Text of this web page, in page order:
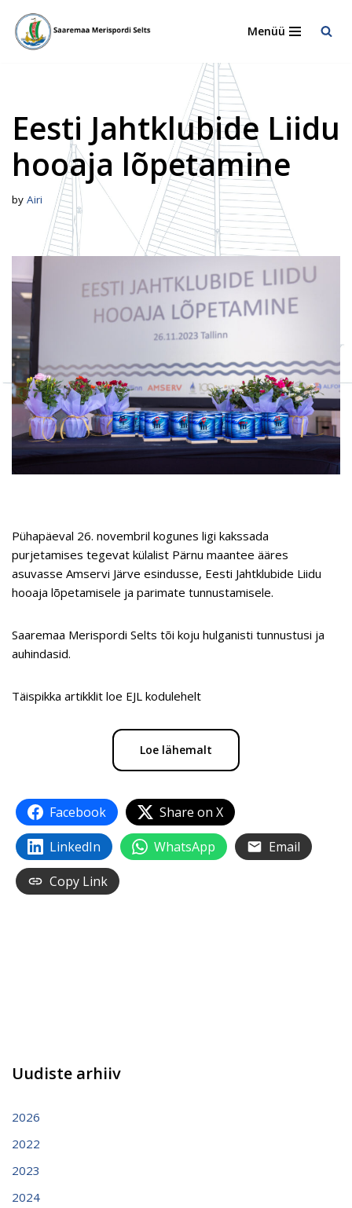
Skip
Menüü
Eesti Jahtklubide Liidu
hooaja lõpetamine
by Airi
Pühapäeval 26. novembril kogunes ligi kakssada
purjetamises tegevat külalist Pärnu maantee ääres
asuvasse Amservi Järve esindusse, Eesti Jahtklubide Liidu
hooaja lõpetamisele ja parimate tunnustamisele.
Saaremaa Merispordi Selts tõi koju hulganisti tunnustusi ja
auhindasid.
Täispikka artikklit loe EJL kodulehelt
Loe lähemalt
Facebook
Share on X
LinkedIn
WhatsApp
Email
Copy Link
Uudiste arhiiv
2026
2022
2023
2024